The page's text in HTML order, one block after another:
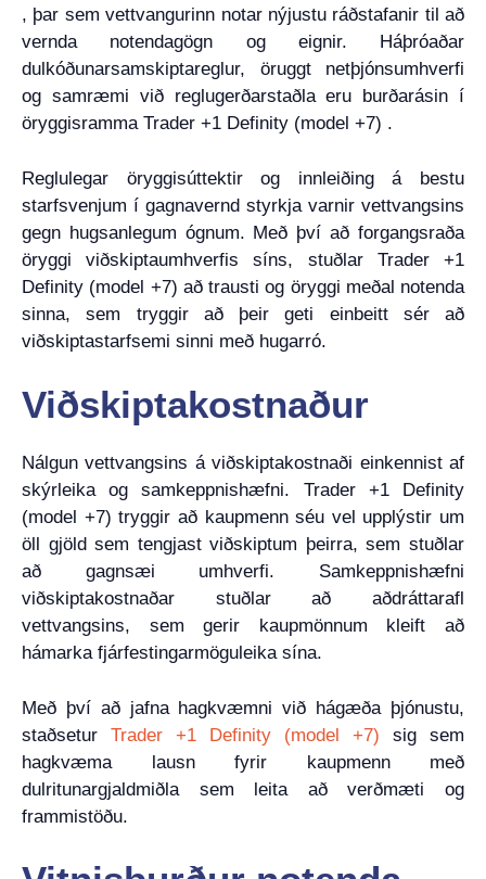
, þar sem vettvangurinn notar nýjustu ráðstafanir til að
vernda notendagögn og eignir. Háþróaðar
dulkóðunarsamskiptareglur, öruggt netþjónsumhverfi
og samræmi við reglugerðarstaðla eru burðarásin í
öryggisramma Trader +1 Definity (model +7) .
Reglulegar öryggisúttektir og innleiðing á bestu
starfsvenjum í gagnavernd styrkja varnir vettvangsins
gegn hugsanlegum ógnum. Með því að forgangsraða
öryggi viðskiptaumhverfis síns, stuðlar Trader +1
Definity (model +7) að trausti og öryggi meðal notenda
sinna, sem tryggir að þeir geti einbeitt sér að
viðskiptastarfsemi sinni með hugarró.
Viðskiptakostnaður
Nálgun vettvangsins á viðskiptakostnaði einkennist af
skýrleika og samkeppnishæfni. Trader +1 Definity
(model +7) tryggir að kaupmenn séu vel upplýstir um
öll gjöld sem tengjast viðskiptum þeirra, sem stuðlar
að gagnsæi umhverfi. Samkeppnishæfni
viðskiptakostnaðar stuðlar að aðdráttarafl
vettvangsins, sem gerir kaupmönnum kleift að
hámarka fjárfestingarmöguleika sína.
Með því að jafna hagkvæmni við hágæða þjónustu,
staðsetur Trader +1 Definity (model +7) sig sem
hagkvæma lausn fyrir kaupmenn með
dulritunargjaldmiðla sem leita að verðmæti og
frammistöðu.